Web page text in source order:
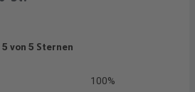
5 von 5 Sternen
100%